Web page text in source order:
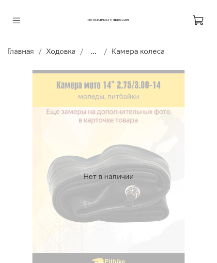
МОТОЗАПЧАСТИ MKROSS.RU
Главная Ходовка ... Камера колеса
Нет в наличии